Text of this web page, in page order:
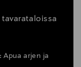
arjen ja